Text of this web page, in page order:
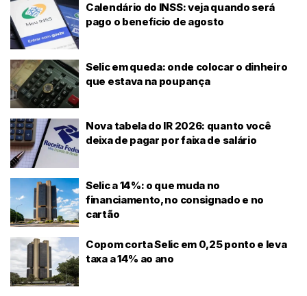
Calendário do INSS: veja quando será
pago o benefício de agosto
Selic em queda: onde colocar o dinheiro
que estava na poupança
Nova tabela do IR 2026: quanto você
deixa de pagar por faixa de salário
Selic a 14%: o que muda no
financiamento, no consignado e no
cartão
Copom corta Selic em 0,25 ponto e leva
taxa a 14% ao ano